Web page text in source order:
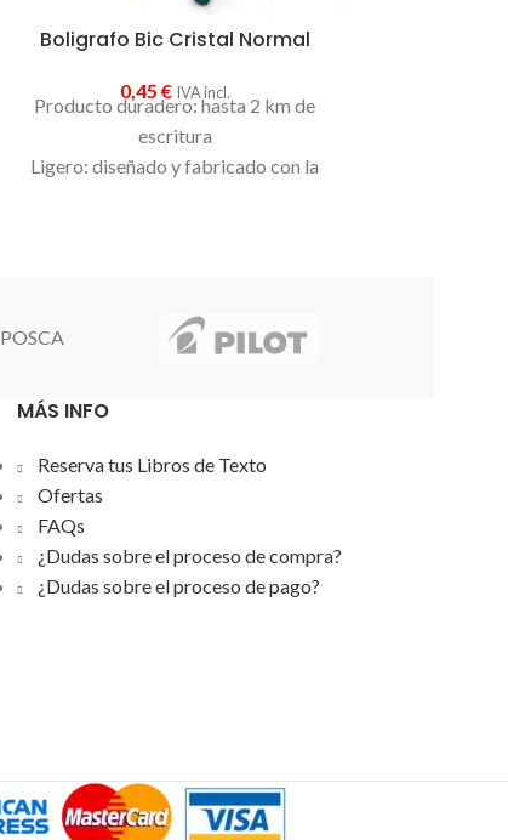
Boligrafo Bic Cristal Normal
0,45 € IVA incl.
Producto duradero: hasta 2 km de
escritura
Ligero: diseñado y fabricado con la
POSCA
MÁS INFO
Reserva tus Libros de Texto
Ofertas
FAQs
¿Dudas sobre el proceso de compra?
¿Dudas sobre el proceso de pago?